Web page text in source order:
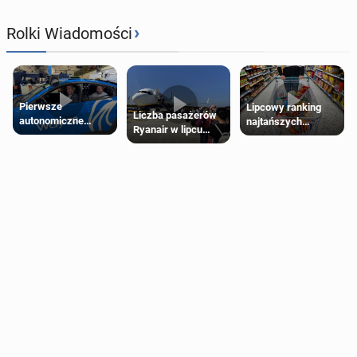
Rolki Wiadomości›
Pierwsze
autonomiczne
Ubery pojawią się
Liczba pasażerów
Ryanair w lipcu
pobiła rekord
Lipcowy ranking
najtańszych
supermarketów